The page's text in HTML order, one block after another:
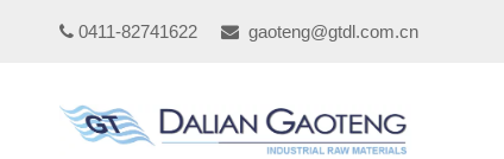
 0411-82741622  gaoteng@gtdl.com.cn